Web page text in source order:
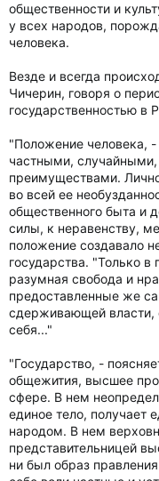
общественности и
у всех народов,
человека.
Везде и всегда
Чичерин, говоря о
государственностью в
"Положение человека, -
частными,
преимуществами.
во всей ее
общественного быта и
силы, к неравенству,
положение создавало
государства. "Только в
разумная свобода и
предоставленные же
сдерживающей власти,
себя..."
"Государство, -
общежития, высшее
сфере. В нем
единое тело, получает
народом. В нем
представительницей
ни был образ